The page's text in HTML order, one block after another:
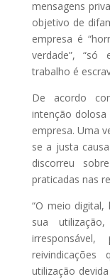
mensagens
objetivo de
empresa é
verdade”,
trabalho é
De acordo
intenção
empresa. Uma
se a justa
discorreu
praticadas nas
“O meio digital,
sua
utilização